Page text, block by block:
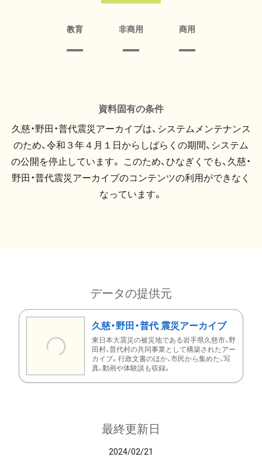
教育 非商用 商用
資料固有の条件
久慈・野田・普代震災アーカイブは、システムメンテナンス
のため、令和３年４月１日からしばらくの期間、システム
の公開を停止しています。 このため、ひなぎくでも、久慈・
野田・普代震災アーカイブのコンテンツの利用ができなく
なっています。
データの提供元
久慈・野田・普代 震災アーカイブ
東日本大震災の被災地である岩手県久慈市、野
田村、普代村の共同事業として構築されたアー
カイブ。行政文書のほか、市民から集めた、写
真、動画や体験談も収録。
最終更新日
2024/02/21